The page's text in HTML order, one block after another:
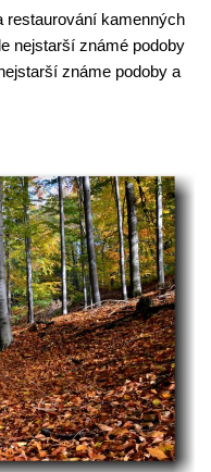
restaurování kamenných
nejstarší známé podoby
známe podoby a